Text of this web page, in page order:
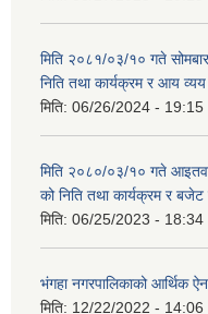
मिति २०८१/०३/१० गते
निति तथा कार्यक्रम र आय
मिति: 06/26/2024 - 19:15
मिति २०८०/०३/१० गते
को निति तथा कार्यक्रम र बजेट
मिति: 06/25/2023 - 18:34
भंगहा नगरपालिकाको आर्थिक
मिति: 12/22/2022 - 14:06